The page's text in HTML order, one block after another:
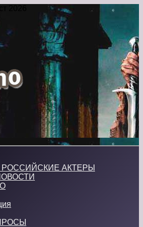
2026
АКТЕРЫ